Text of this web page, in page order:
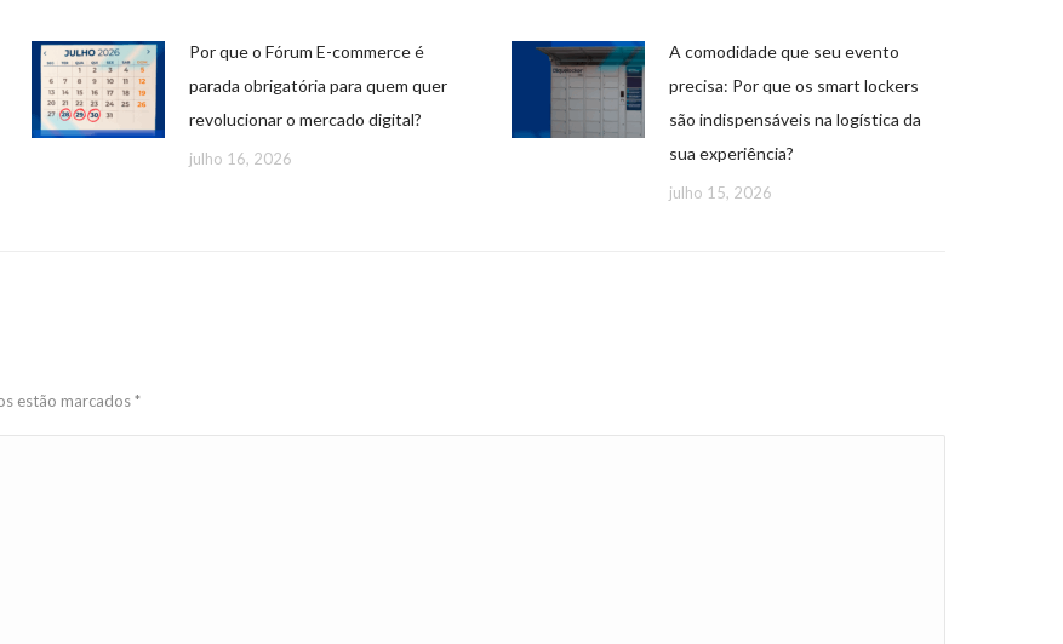
Por que o Fórum E-commerce é
parada obrigatória para quem quer
revolucionar o mercado digital?
julho 16, 2026
A comodidade que seu evento
precisa: Por que os smart lockers
são indispensáveis na logística da
sua experiência?
julho 15, 2026
estão marcados*